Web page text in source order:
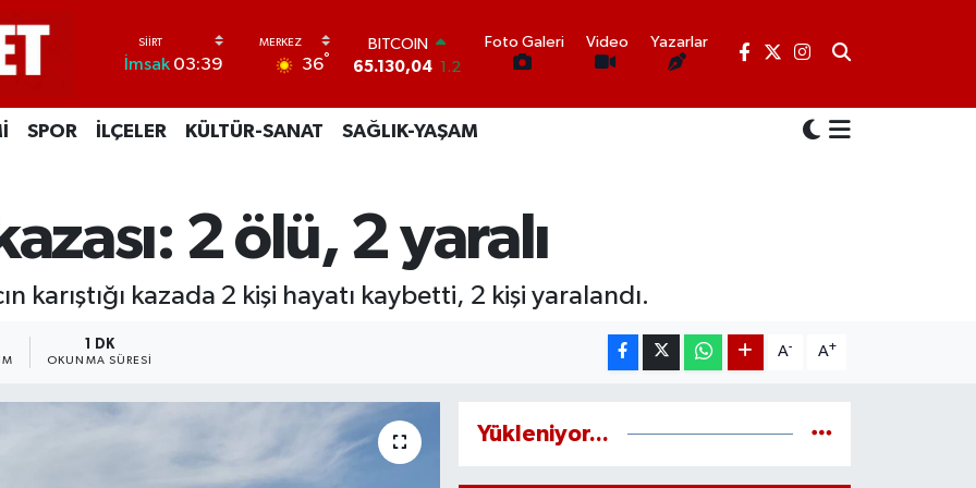
İmsak03:39 36°
DOLAR
47,7106 0.17
55,1652 0.27
STERLİN
BİST100
13.773 -19
BITCOIN
65.130,04
1.2
Foto Galeri Video Yazarlar
SPOR İLÇELER KÜLTÜR-SANAT SAĞLIK-YAŞAM
2 ölü, 2 yaralı
karıştığı kazada 2 kişi hayatı kaybetti, 2 kişi yaralandı.
1 DK
OKUNMA SÜRESI
A- A+
Yükleniyor...